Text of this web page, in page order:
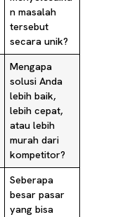
n masalah
tersebut
secara unik?
Mengapa
solusi Anda
lebih baik,
lebih cepat,
atau lebih
murah dari
kompetitor?
Seberapa
besar pasar
yang bisa